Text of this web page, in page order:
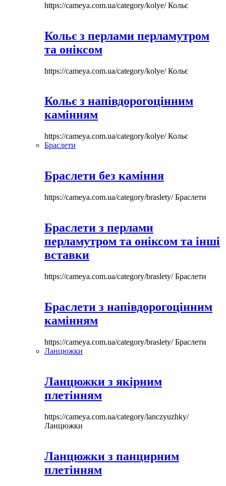
https://cameya.com.ua/category/kolye/Кольє
Кольє з перлами перламутром
та оніксом
https://cameya.com.ua/category/kolye/Кольє
Кольє з напівдорогоцінним
камінням
https://cameya.com.ua/category/kolye/Кольє
Браслети
Браслети без каміння
https://cameya.com.ua/category/braslety/Браслети
Браслети з перлами
перламутром та оніксом та інші
вставки
https://cameya.com.ua/category/braslety/Браслети
Браслети з напівдорогоцінним
камінням
https://cameya.com.ua/category/braslety/Браслети
Ланцюжки
Ланцюжки з якірним
плетінням
https://cameya.com.ua/category/lanczyuzhky/
Ланцюжки
Ланцюжки з панцирним
плетінням